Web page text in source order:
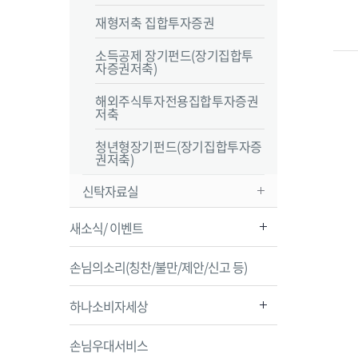
재형저축 집합투자증권
소득공제 장기펀드(장기집합투
자증권저축)
해외주식투자전용집합투자증권
저축
청년형장기펀드(장기집합투자증
권저축)
신탁자료실
새소식/ 이벤트
손님의소리(칭찬/불만/제안/신고 등)
하나소비자세상
손님우대서비스